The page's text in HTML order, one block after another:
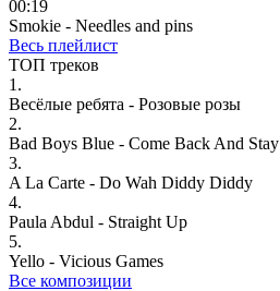
00:19
Smokie - Needles and pins
Весь плейлист
ТОП треков
1.
Весёлые ребята - Розовые розы
2.
Bad Boys Blue - Come Back And Stay
3.
A La Carte - Do Wah Diddy Diddy
4.
Paula Abdul - Straight Up
5.
Yello - Vicious Games
Все композиции